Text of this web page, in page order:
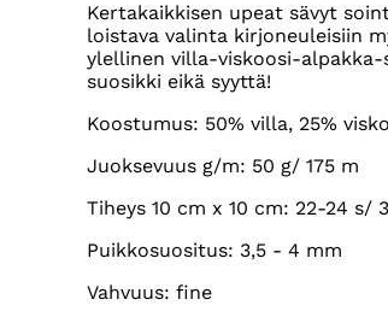
Kertakaikkisen upeat sävyt
loistava valinta kirjoneuleisiin
ylellinen villa-viskoosi-
suosikki eikä syyttä!
Koostumus: 50% villa, 25%
Juoksevuus g/m: 50 g/ 175 m
Tiheys 10 cm x 10 cm: 22-24 s/
Puikkosuositus: 3,5 - 4 mm
Vahvuus: fine